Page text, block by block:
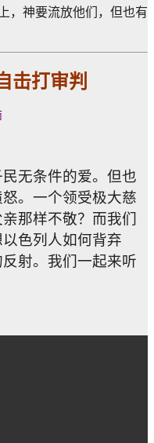
，神要流放他们，但也有
击打审判
无条件的爱。但也
。一个领受极大慈
那样不敬？而我们
色列人如何背弃
射。我们一起来听